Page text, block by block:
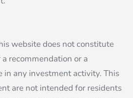
website does not constitute
recommendation or a
in any investment activity. This
are not intended for residents